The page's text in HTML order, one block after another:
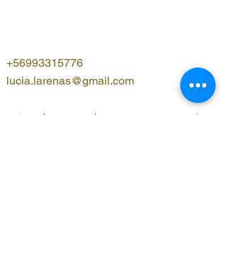
+56993315776
lucia.larenas@gmail.com